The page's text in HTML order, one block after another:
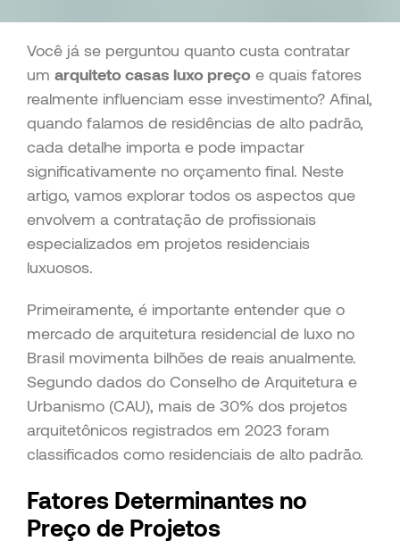
Você já se perguntou quanto custa contratar
um arquiteto casas luxo preço e quais fatores
realmente influenciam esse investimento? Afinal,
quando falamos de residências de alto padrão,
cada detalhe importa e pode impactar
significativamente no orçamento final. Neste
artigo, vamos explorar todos os aspectos que
envolvem a contratação de profissionais
especializados em projetos residenciais
luxuosos.
Primeiramente, é importante entender que o
mercado de arquitetura residencial de luxo no
Brasil movimenta bilhões de reais anualmente.
Segundo dados do Conselho de Arquitetura e
Urbanismo (CAU), mais de 30% dos projetos
arquitetônicos registrados em 2023 foram
classificados como residenciais de alto padrão.
Fatores Determinantes no
Preço de Projetos